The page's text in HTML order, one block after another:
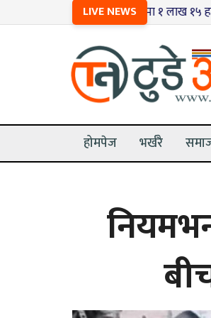
LIVE NEWS
धनुषामा १ लाख १५ हजार रुपैयाँभन्दा
होमपेज भर्खरै